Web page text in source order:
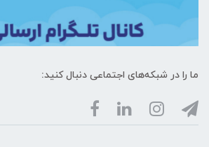
ما را در شبکه‌های اجتماعی دنبال کنید: